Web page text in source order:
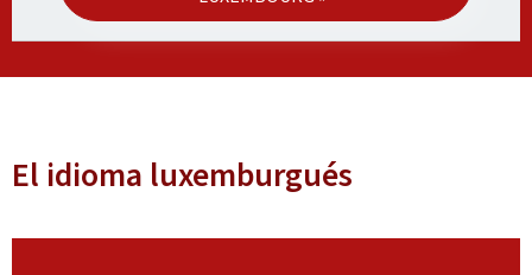
El idioma luxemburgués